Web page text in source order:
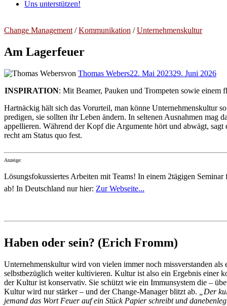
Uns unterstützen!
Change Management /Kommunikation /Unternehmenskultur
Am Lagerfeuer
von Thomas Webers22. Mai 202329. Juni 2026
INSPIRATION: Mit Beamer, Pauken und Trompeten sowie
Hartnäckig hält sich das Vorurteil, man könne Unternehmenskultur
predigen, sie sollten ihr Leben ändern. In seltenen Ausnahmen mag
appellieren. Während der Kopf die Argumente hört und abwägt,
recht am Status quo fest.
Anzeige:
Lösungsfokussiertes Arbeiten mit Teams! In einem 2tägigen
ab! In Deutschland nur hier: Zur Webseite...
Haben oder sein? (Erich Fromm)
Unternehmenskultur wird von vielen immer noch missverstanden
selbstbezüglich weiter kultivieren. Kultur ist also ein Ergebnis einer
der Kultur ist konservativ. Sie schützt wie ein Immunsystem die –
Kultur wird nur stärker – und der Change-Manager blitzt ab.
„Der
jemand das Wort Feuer auf ein Stück Papier schreibt und